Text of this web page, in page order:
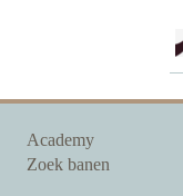
Academy
Zoek banen